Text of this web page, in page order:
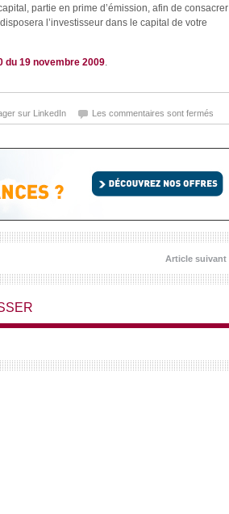
partie en prime d’émission, afin de consacrer
l’investisseur dans le capital de votre
du 19 novembre 2009.
sur LinkedIn Les commentaires sont fermés
Article suivant